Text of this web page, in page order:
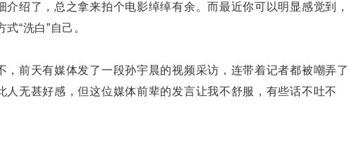
介绍了，总之拿来拍个电影绰绰有余。而最近你可以明显感觉到，
“洗白”自己。
，前天有媒体发了一段孙宇晨的视频采访，连带着记者都被嘲弄了
人无甚好感，但这位媒体前辈的发言让我不舒服，有些话不吐不